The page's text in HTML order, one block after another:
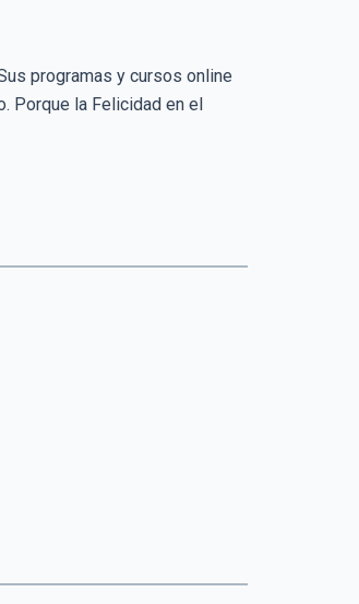
programas y cursos online
Porque la Felicidad en el